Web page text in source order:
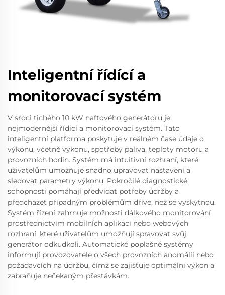
Inteligentní řídící a
monitorovací systém
V srdci tichého 10 kW naftového generátoru je
nejmodernější řídicí a monitorovací systém. Tato
inteligentní platforma poskytuje v reálném čase údaje o
výkonu, včetně výkonu, spotřeby paliva, teploty motoru a
provozních hodin. Systém má intuitivní rozhraní, které
uživatelům umožňuje snadno upravovat nastavení a
sledovat parametry výkonu. Pokročilé diagnostické
schopnosti pomáhají předvídat potřeby údržby a
předcházet případným problémům dříve, než se vyskytnou.
Systém řízení zahrnuje možnosti dálkového monitorování
prostřednictvím mobilních aplikací nebo webových
rozhraní, které uživatelům umožňují spravovat svůj
generátor odkudkoli. Automatické poplašné systémy
informují provozovatele o všech provozních anomálii nebo
požadavcích na údržbu, čímž se zajišťuje optimální výkon a
zabraňuje nečekaným přestávkám.